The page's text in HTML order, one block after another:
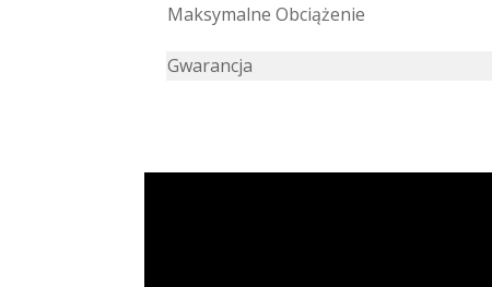
Maksymalne Obciążenie
Gwarancja